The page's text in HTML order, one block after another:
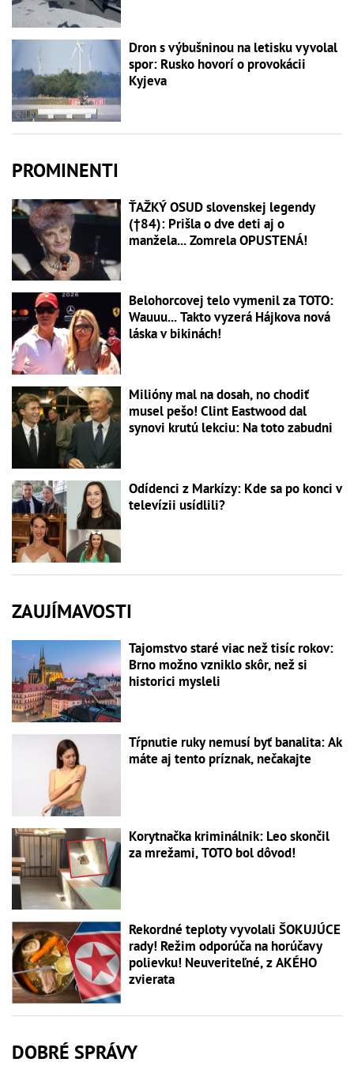
Dron s výbušninou na letisku vyvolal
spor: Rusko hovorí o provokácii
Kyjeva
PROMINENTI
ŤAŽKÝ OSUD slovenskej legendy
(†84): Prišla o dve deti aj o
manžela... Zomrela OPUSTENÁ!
Belohorcovej telo vymenil za TOTO:
Wauuu... Takto vyzerá Hájkova nová
láska v bikinách!
Milióny mal na dosah, no chodiť
musel pešo! Clint Eastwood dal
synovi krutú lekciu: Na toto zabudni
Odídenci z Markízy: Kde sa po konci v
televízii usídlili?
ZAUJÍMAVOSTI
Tajomstvo staré viac než tisíc rokov:
Brno možno vzniklo skôr, než si
historici mysleli
Tŕpnutie ruky nemusí byť banalita: Ak
máte aj tento príznak, nečakajte
Korytnačka kriminálnik: Leo skončil
za mrežami, TOTO bol dôvod!
Rekordné teploty vyvolali ŠOKUJÚCE
rady! Režim odporúča na horúčavy
polievku! Neuveriteľné, z AKÉHO
zvierata
DOBRÉ SPRÁVY